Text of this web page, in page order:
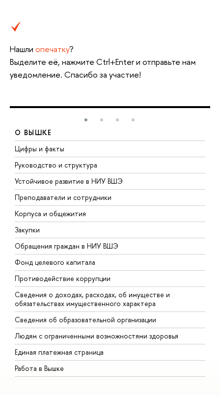
Нашли опечатку?
Выделите её, нажмите Ctrl+Enter и отправьте нам
уведомление. Спасибо за участие!
О ВЫШКЕ
Цифры и факты
Руководство и структура
Устойчивое развитие в НИУ ВШЭ
Преподаватели и сотрудники
Корпуса и общежития
Закупки
Обращения граждан в НИУ ВШЭ
Фонд целевого капитала
Противодействие коррупции
Сведения о доходах, расходах, об имуществе и
обязательствах имущественного характера
Сведения об образовательной организации
Людям с ограниченными возможностями здоровья
Единая платежная страница
Работа в Вышке